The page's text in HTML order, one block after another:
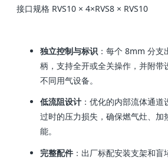
接口规格 RVS10 × 4×RVS8 × RVS10
独立控制与标识 ：每个 8mm 分
柄，支持全开或全关操作，并附带
不同用气设备。
低流阻设计 ：优化的内部流体通
过时的压力损失，确保燃气灶、加
能。
完整配件 ：出厂标配安装支架和